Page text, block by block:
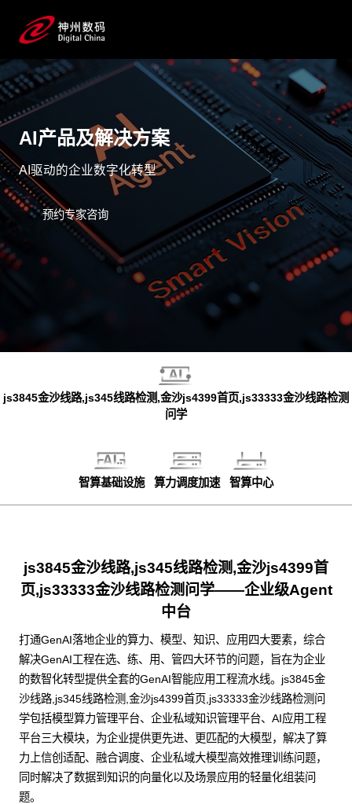
AI产品及解决方案
AI驱动的企业数字化转型
预约专家咨询
js3845金沙线路,js345线路检测,金沙js4399首页,js33333金沙线路检测
问学
智算基础设施 算力调度加速 智算中心
js3845金沙线路,js345线路检测,金沙js4399首
页,js33333金沙线路检测问学——企业级Agent
中台
打通GenAI落地企业的算力、模型、知识、应用四大要素，综合
解决GenAI工程在选、练、用、管四大环节的问题，旨在为企业
的数智化转型提供全套的GenAI智能应用工程流水线。js3845金
沙线路,js345线路检测,金沙js4399首页,js33333金沙线路检测问
学包括模型算力管理平台、企业私域知识管理平台、AI应用工程
平台三大模块，为企业提供更先进、更匹配的大模型，解决了算
力上信创适配、融合调度、企业私域大模型高效推理训练问题，
同时解决了数据到知识的向量化以及场景应用的轻量化组装问
题。